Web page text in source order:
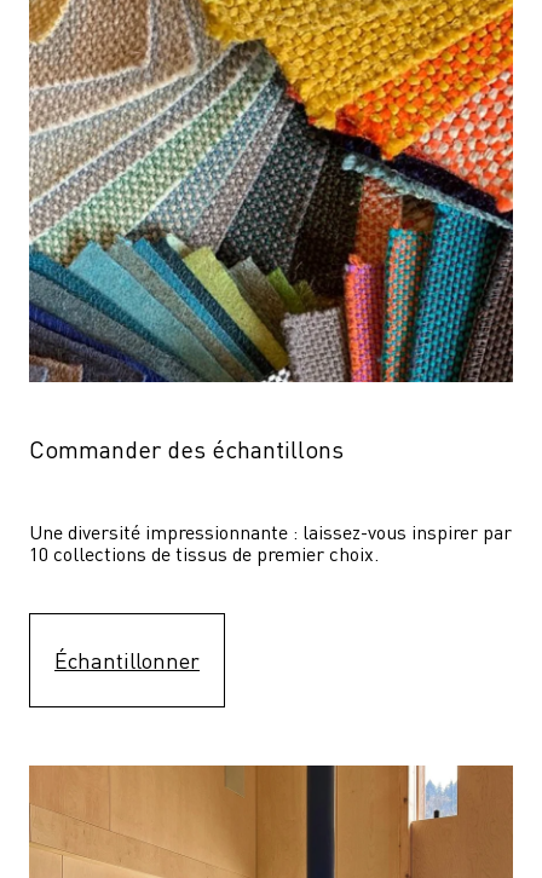
Commander des échantillons
Une diversité impressionnante : laissez-vous inspirer par
10 collections de tissus de premier choix.
Échantillonner